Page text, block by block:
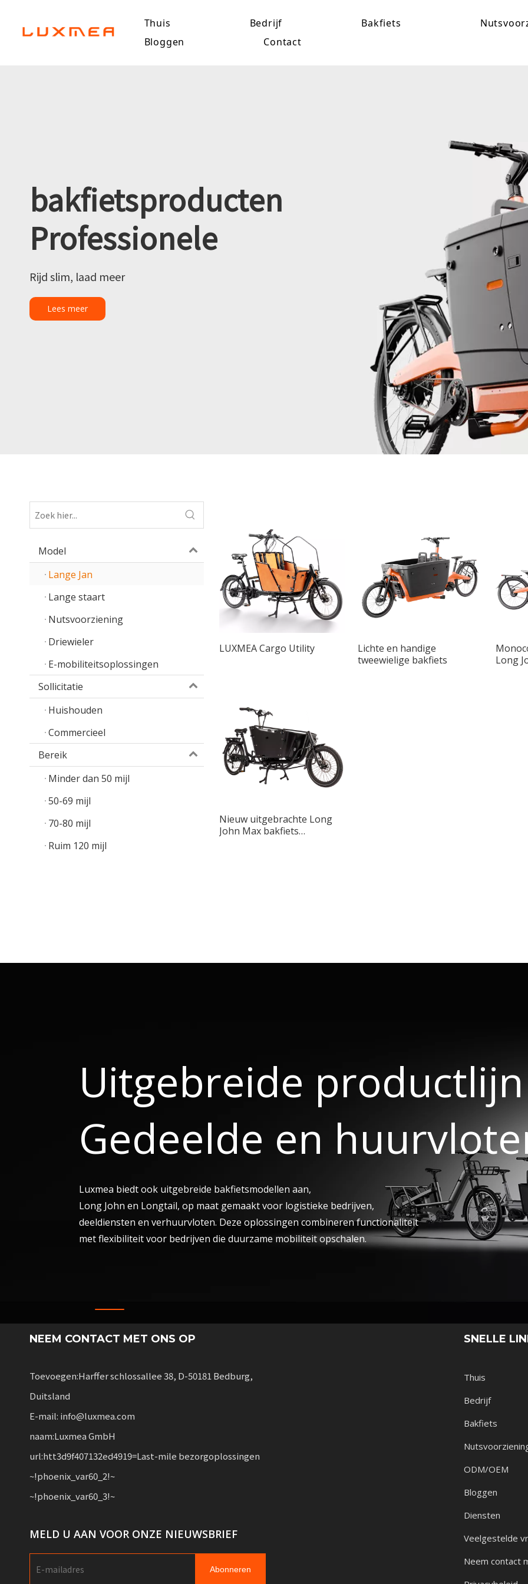
Thuis Bedrijf Bakfiets
Bloggen
Contact
bakfietsproducten
Professionele
Rijd slim, laad meer
Lees meer
Model
Lange Jan
Lange staart
Nutsvoorziening
Driewieler
E-mobiliteitsoplossingen
Sollicitatie
Huishouden
Commercieel
Bereik
Minder dan 50 mijl
50-69 mijl
70-80 mijl
Ruim 120 mijl
LUXMEA Cargo Utility
Lichte en handige
tweewielige bakfiets
Long
Nieuw uitgebrachte Long
John Max bakfiets
Uitgebreide
Gedeelde en
Luxmea biedt ook uitgebreide bakfietsmodellen aan,
Long John en Longtail, op maat gemaakt voor logistieke bedrijven,
deeldiensten en verhuurvloten. Deze oplossingen combineren functionaliteit
met flexibiliteit voor bedrijven die duurzame mobiliteit opschalen.
NEEM CONTACT MET ONS OP
Toevoegen:Harffer schlossallee 38, D-50181 Bedburg,
Duitsland
E-mail: info@luxmea.com
naam:Luxmea GmbH
url:htt3d9f407132ed4919=Last-mile bezorgoplossingen
~!phoenix_var60_2!~
~!phoenix_var60_3!~
MELD U AAN VOOR ONZE NIEUWSBRIEF
Abonneren
SNELLE
Thuis
Bedrijf
Bakfiets
ODM/OEM
Bloggen
Diensten
Veelgestelde
Neem contact